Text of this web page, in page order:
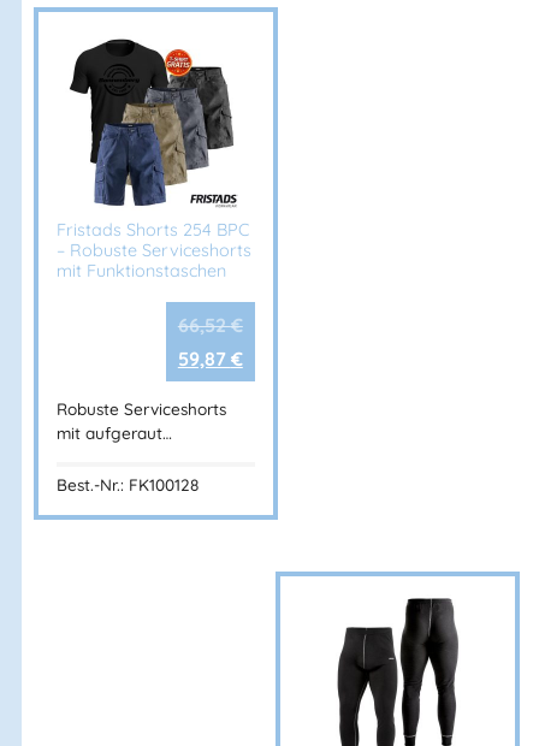
Fristads Shorts 254 BPC
– Robuste Serviceshorts
mit Funktionstaschen
66,52€
59,87 €
Robuste Serviceshorts
mit aufgeraut…
Best.-Nr.: FK100128